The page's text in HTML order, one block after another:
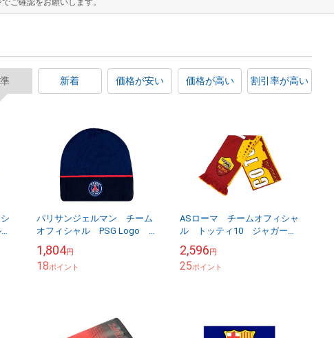
ご確認をお願いします。
新着 価格が安い 価格が高い 割引率が高い
パリサンジェルマン チーム
オフィシャル PSG Logo ビ
料無料商品】
1,804円
18ポイント
ASローマ チームオフィシャ
ル トッティ10 ジャガード
送料無料商品】
2,596円
25ポイント